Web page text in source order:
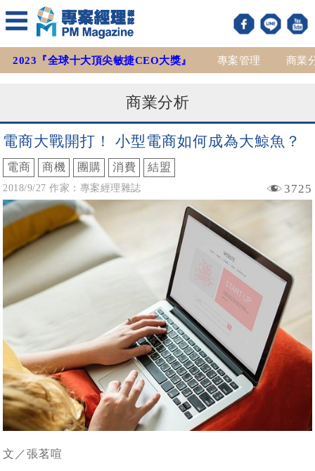
2023『全球十大頂尖敏捷CEO大獎』 專案管理 商業
商業分析
電商大戰開打！ 小型電商如何成為大鯨魚？
電商 商機 團購 消費 結盟
2018/9/27 作家：專案經理雜誌 3725
文／張茗喧